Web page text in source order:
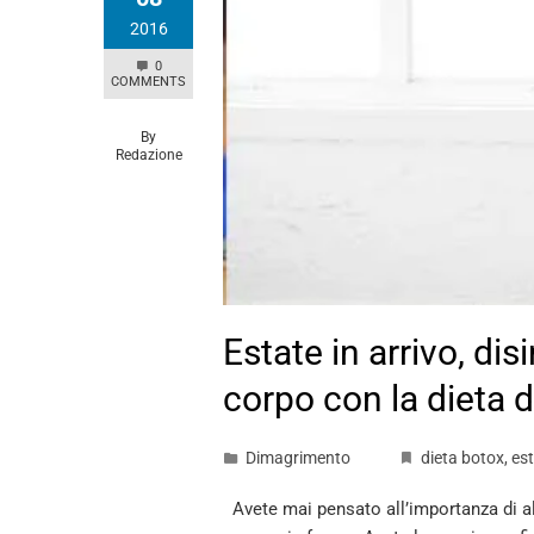
2016
0
COMMENTS
By
Redazione
Estate in arrivo,
corpo con la dieta
Dimagrimento dieta botox,
Avete mai pensato all’importanza di